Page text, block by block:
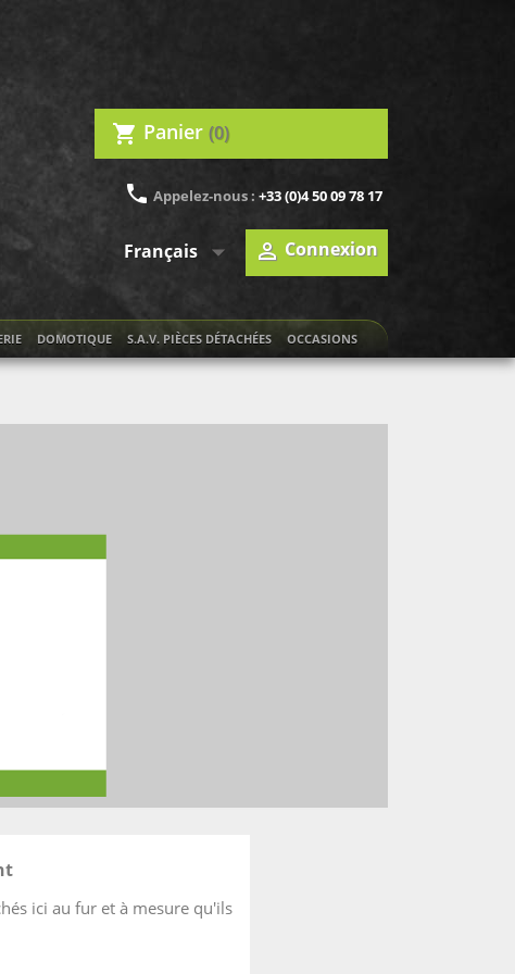
shopping_cart Panier (0)
phone Appelez-nous : +33 (0)4 50 09 78 17
Français   Connexion
DOMOTIQUE S.A.V. PIÈCES DÉTACHÉES OCCASIONS
ici au fur et à mesure qu'ils